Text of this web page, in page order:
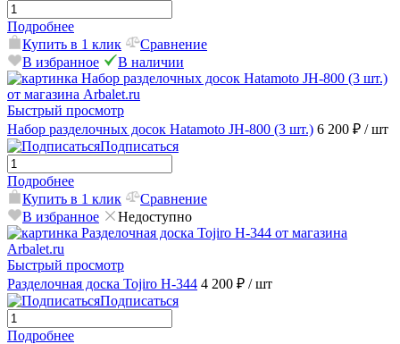
Подробнее
Купить в 1 клик
Сравнение
В избранное
В наличии
Быстрый просмотр
Набор разделочных досок Hatamoto JH-800 (3 шт.) 6 200 ₽ / шт
Подписаться
Подробнее
Купить в 1 клик
Сравнение
В избранное
Недоступно
Быстрый просмотр
Разделочная доска Tojiro H-344 4 200 ₽ / шт
Подписаться
Подробнее